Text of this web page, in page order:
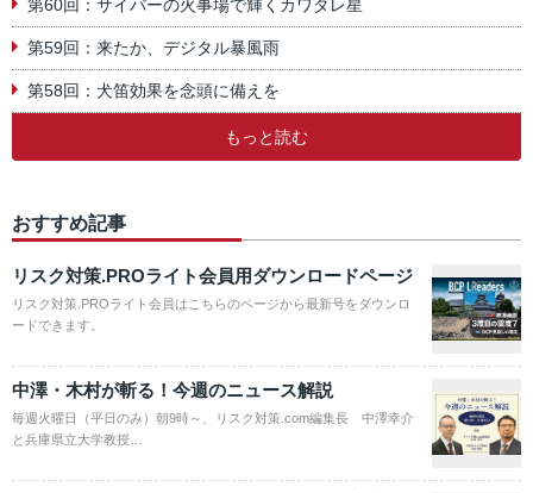
第60回：サイバーの火事場で輝くカワタレ星
第59回：来たか、デジタル暴風雨
第58回：犬笛効果を念頭に備えを
もっと読む
おすすめ記事
リスク対策.PROライト会員用ダウンロードページ
リスク対策.PROライト会員はこちらのページから最新号をダウンロ
ードできます。
中澤・木村が斬る！今週のニュース解説
毎週火曜日（平日のみ）朝9時～、リスク対策.com編集長 中澤幸介
と兵庫県立大学教授…